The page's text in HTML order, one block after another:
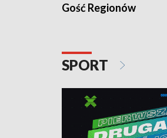
Gość Regionów
SPORT